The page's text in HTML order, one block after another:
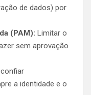
de dados) por
(PAM): Limitar o
sem aprovação
a identidade e o